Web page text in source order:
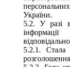
України.
5.2. У разі
5.2.1. Стала